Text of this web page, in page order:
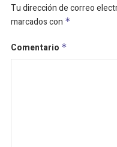
Tu dirección de correo
marcados con *
Comentario *